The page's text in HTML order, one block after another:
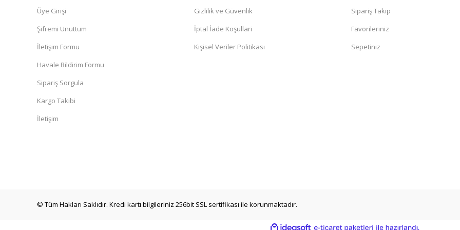
Üye Girişi
Şifremi Unuttum
İletişim Formu
Havale Bildirim Formu
Sipariş Sorgula
Kargo Takibi
İletişim
Gizlilik ve Güvenlik
İptal İade Koşullari
Kişisel Veriler Politikası
Sipariş Takip
Favorileriniz
Sepetiniz
© Tüm Hakları Saklıdır. Kredi kartı bilgileriniz 256bit SSL sertifikası ile korunmaktadır.
ideasoft e-